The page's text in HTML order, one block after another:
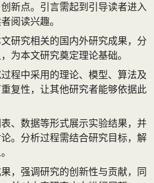
新点。引言需起到引导读者进入
阅读兴趣。
研究相关的国内外研究成果，分
为本文研究奠定理论基础。
程中采用的理论、模型、算法及
复性，让其他研究者能够依据此
表、数据等形式展示实验结果，并
。分析过程需结合研究目标，解
，强调研究的创新性与贡献，同